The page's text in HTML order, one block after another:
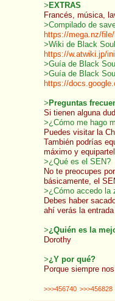
> EXTRAS
Francés, música,
>Compilado de
https://mega.nz/
>Wiki de Black
https://w.atwiki.jp/
>Guía de Black
>Guía de Black
https://
> Preguntas
Si tienen alguna
>¿Cómo me hago
Puedes visitar la
También podrías
máximo y
>¿Qué es el SEN?
No te preocupes
básicamente, el
>¿Cómo accedo la
Debes haber
ahí verás la entrada
>¿Quién es la
Dorothy
>¿Y por qué?
Porque siempre
>>>456740 >>>456828